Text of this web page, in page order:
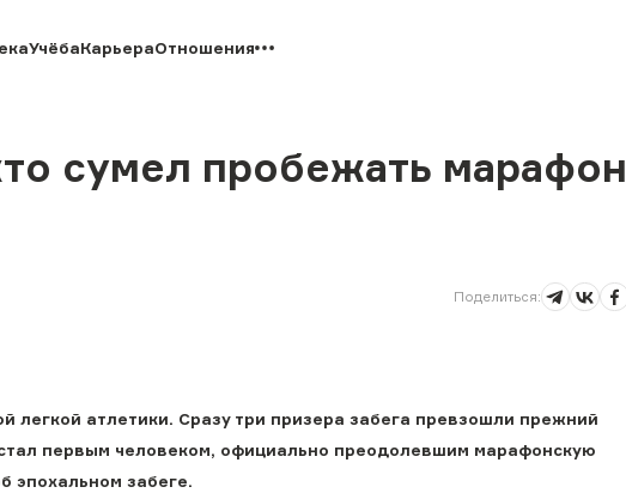
УчёбаКарьераОтношения
сумел пробежать марафон
Поделиться:
атлетики. Сразу три призера забега превзошли прежний
первым человеком, официально преодолевшим марафонскую
эпохальном забеге.